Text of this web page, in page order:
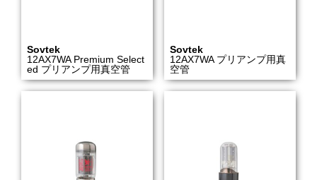
Sovtek
12AX7WA Premium Select
ed プリアンプ用真空管
Sovtek
12AX7WA プリアンプ用真
空管